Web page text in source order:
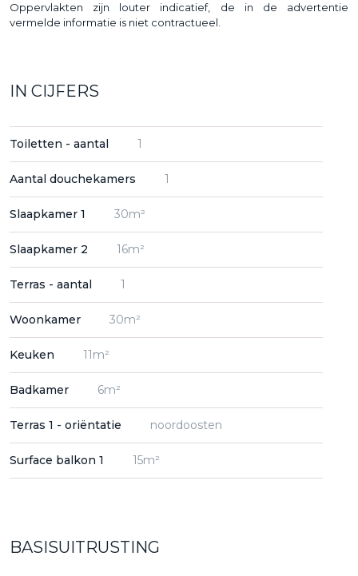
Oppervlakten zijn louter indicatief, de in de advertentie
vermelde informatie is niet contractueel.
IN CIJFERS
Toiletten - aantal 1
Aantal douchekamers 1
Slaapkamer 1 30m²
Slaapkamer 2 16m²
Terras - aantal 1
Woonkamer 30m²
Keuken 11m²
Badkamer 6m²
Terras 1 - oriëntatie noordoosten
Surface balkon 1 15m²
BASISUITRUSTING